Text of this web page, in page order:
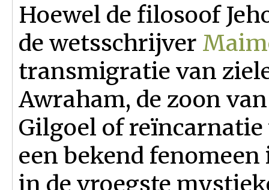
Hoewel de filosoof
de wetsschrijver
transmigratie van
Awraham, de zoon
Gilgoel of
een bekend
in de vroegste